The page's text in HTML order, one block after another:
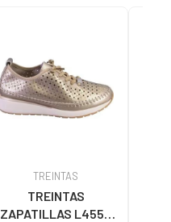
TREINTAS
TREINTAS
ZAPATILLAS L4553